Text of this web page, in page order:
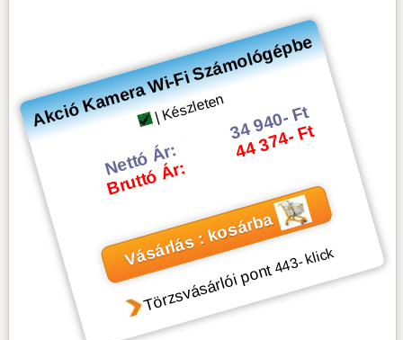
Akció Kamera Wi-Fi Számológépbe
| Készleten
Nettó Ár:
Bruttó Ár:
34 940- Ft
44 374- Ft
Vásárlás : kosárba
Törzsvásárlói pont443- klick